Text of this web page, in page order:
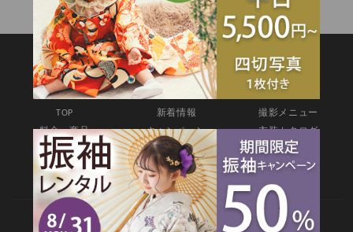
SITEMAP
TOP 新着情報
撮影メニュー
料金・商品
キャンペーン
衣装カタログ
店舗情報
よくあるご質問
お問合せ
web撮影予約
CONTACT